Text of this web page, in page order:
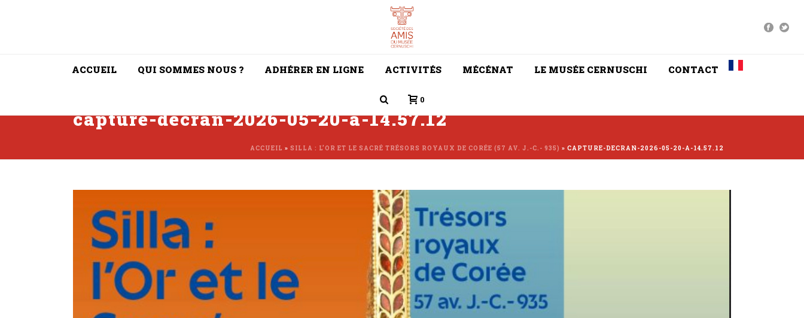
ACCUEIL QUI SOMMES NOUS ? ADHÉRER EN LIGNE ACTIVITÉS MÉCÉNAT LE MUSÉE CERNUSCHI CONTACT
0
capture-decran-2026-05-20-a-14.57.12
ACCUEIL » SILLA : L’OR ET LE SACRÉ TRÉSORS ROYAUX DE CORÉE (57 AV. J.-C.- 935) » CAPTURE-DECRAN-2026-05-20-A-14.57.12